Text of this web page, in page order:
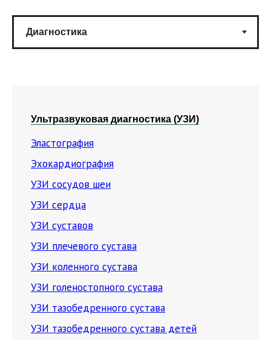
Ультразвуковая диагностика (УЗИ)
Эластография
Эхокардиография
УЗИ сосудов шеи
УЗИ сердца
УЗИ суставов
УЗИ плечевого сустава
УЗИ коленного сустава
УЗИ голеностопного сустава
УЗИ тазобедренного сустава
УЗИ тазобедренного сустава детей